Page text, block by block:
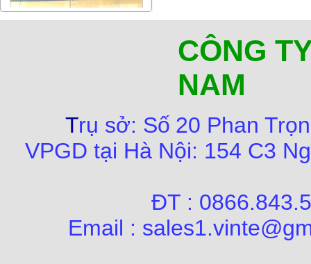
CÔNG
NAM
Trụ sở: Số 20 Phan
VPGD tại Hà Nội: 154 C3
ĐT :
Email :